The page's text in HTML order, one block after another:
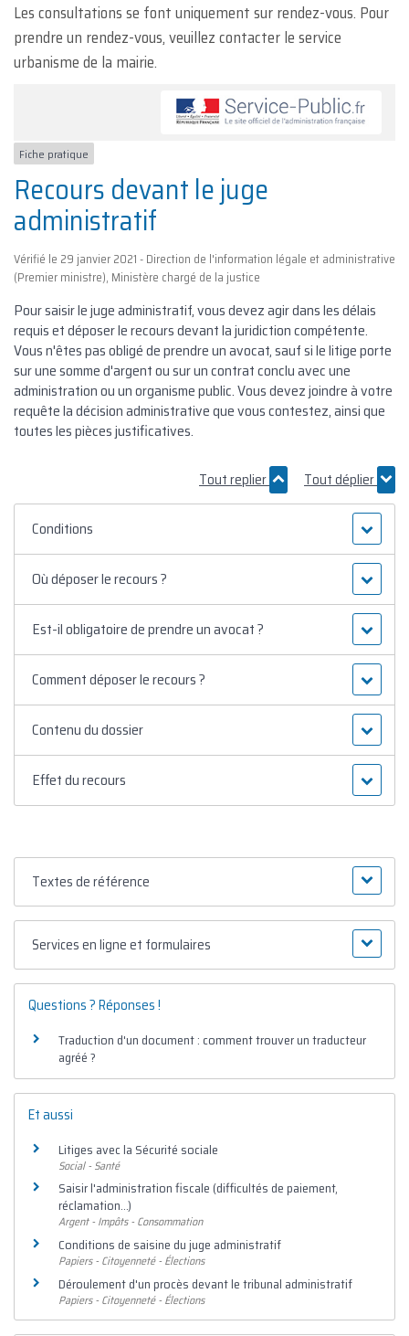
Les consultations se font uniquement sur rendez-vous. Pour
prendre un rendez-vous, veuillez contacter le service
urbanisme de la mairie.
Fiche pratique
Recours devant le juge
administratif
Vérifié le 29 janvier 2021 - Direction de l'information légale et administrative
(Premier ministre), Ministère chargé de la justice
Pour saisir le juge administratif, vous devez agir dans les délais
requis et déposer le recours devant la juridiction compétente.
Vous n'êtes pas obligé de prendre un avocat, sauf si le litige porte
sur une somme d'argent ou sur un contrat conclu avec une
administration ou un organisme public. Vous devez joindre à votre
requête la décision administrative que vous contestez, ainsi que
toutes les pièces justificatives.
Tout replier Tout déplier
Conditions
Où déposer le recours ?
Est-il obligatoire de prendre un avocat ?
Comment déposer le recours ?
Contenu du dossier
Effet du recours
Textes de référence
Services en ligne et formulaires
Questions ? Réponses !
Traduction d'un document : comment trouver un traducteur
agréé ?
Et aussi
Litiges avec la Sécurité sociale
Social - Santé
Saisir l'administration fiscale (difficultés de paiement,
réclamation...)
Argent - Impôts - Consommation
Conditions de saisine du juge administratif
Papiers - Citoyenneté - Élections
Déroulement d'un procès devant le tribunal administratif
Papiers - Citoyenneté - Élections